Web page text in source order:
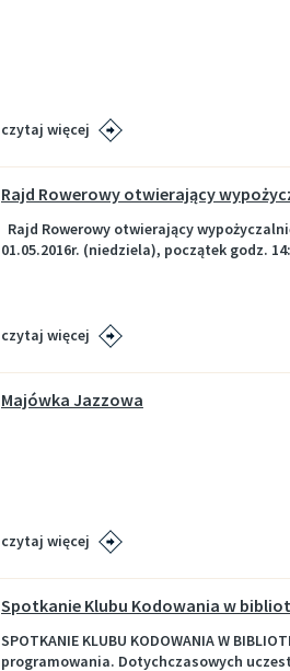
czytaj więcej
Rajd Rowerowy otwierający
Rajd Rowerowy otwierający
01.05.2016r. (niedziela), początek godz.
czytaj więcej
Majówka Jazzowa
czytaj więcej
Spotkanie Klubu Kodowania w
SPOTKANIE KLUBU KODOWANIA W
programowania. Dotychczasowych